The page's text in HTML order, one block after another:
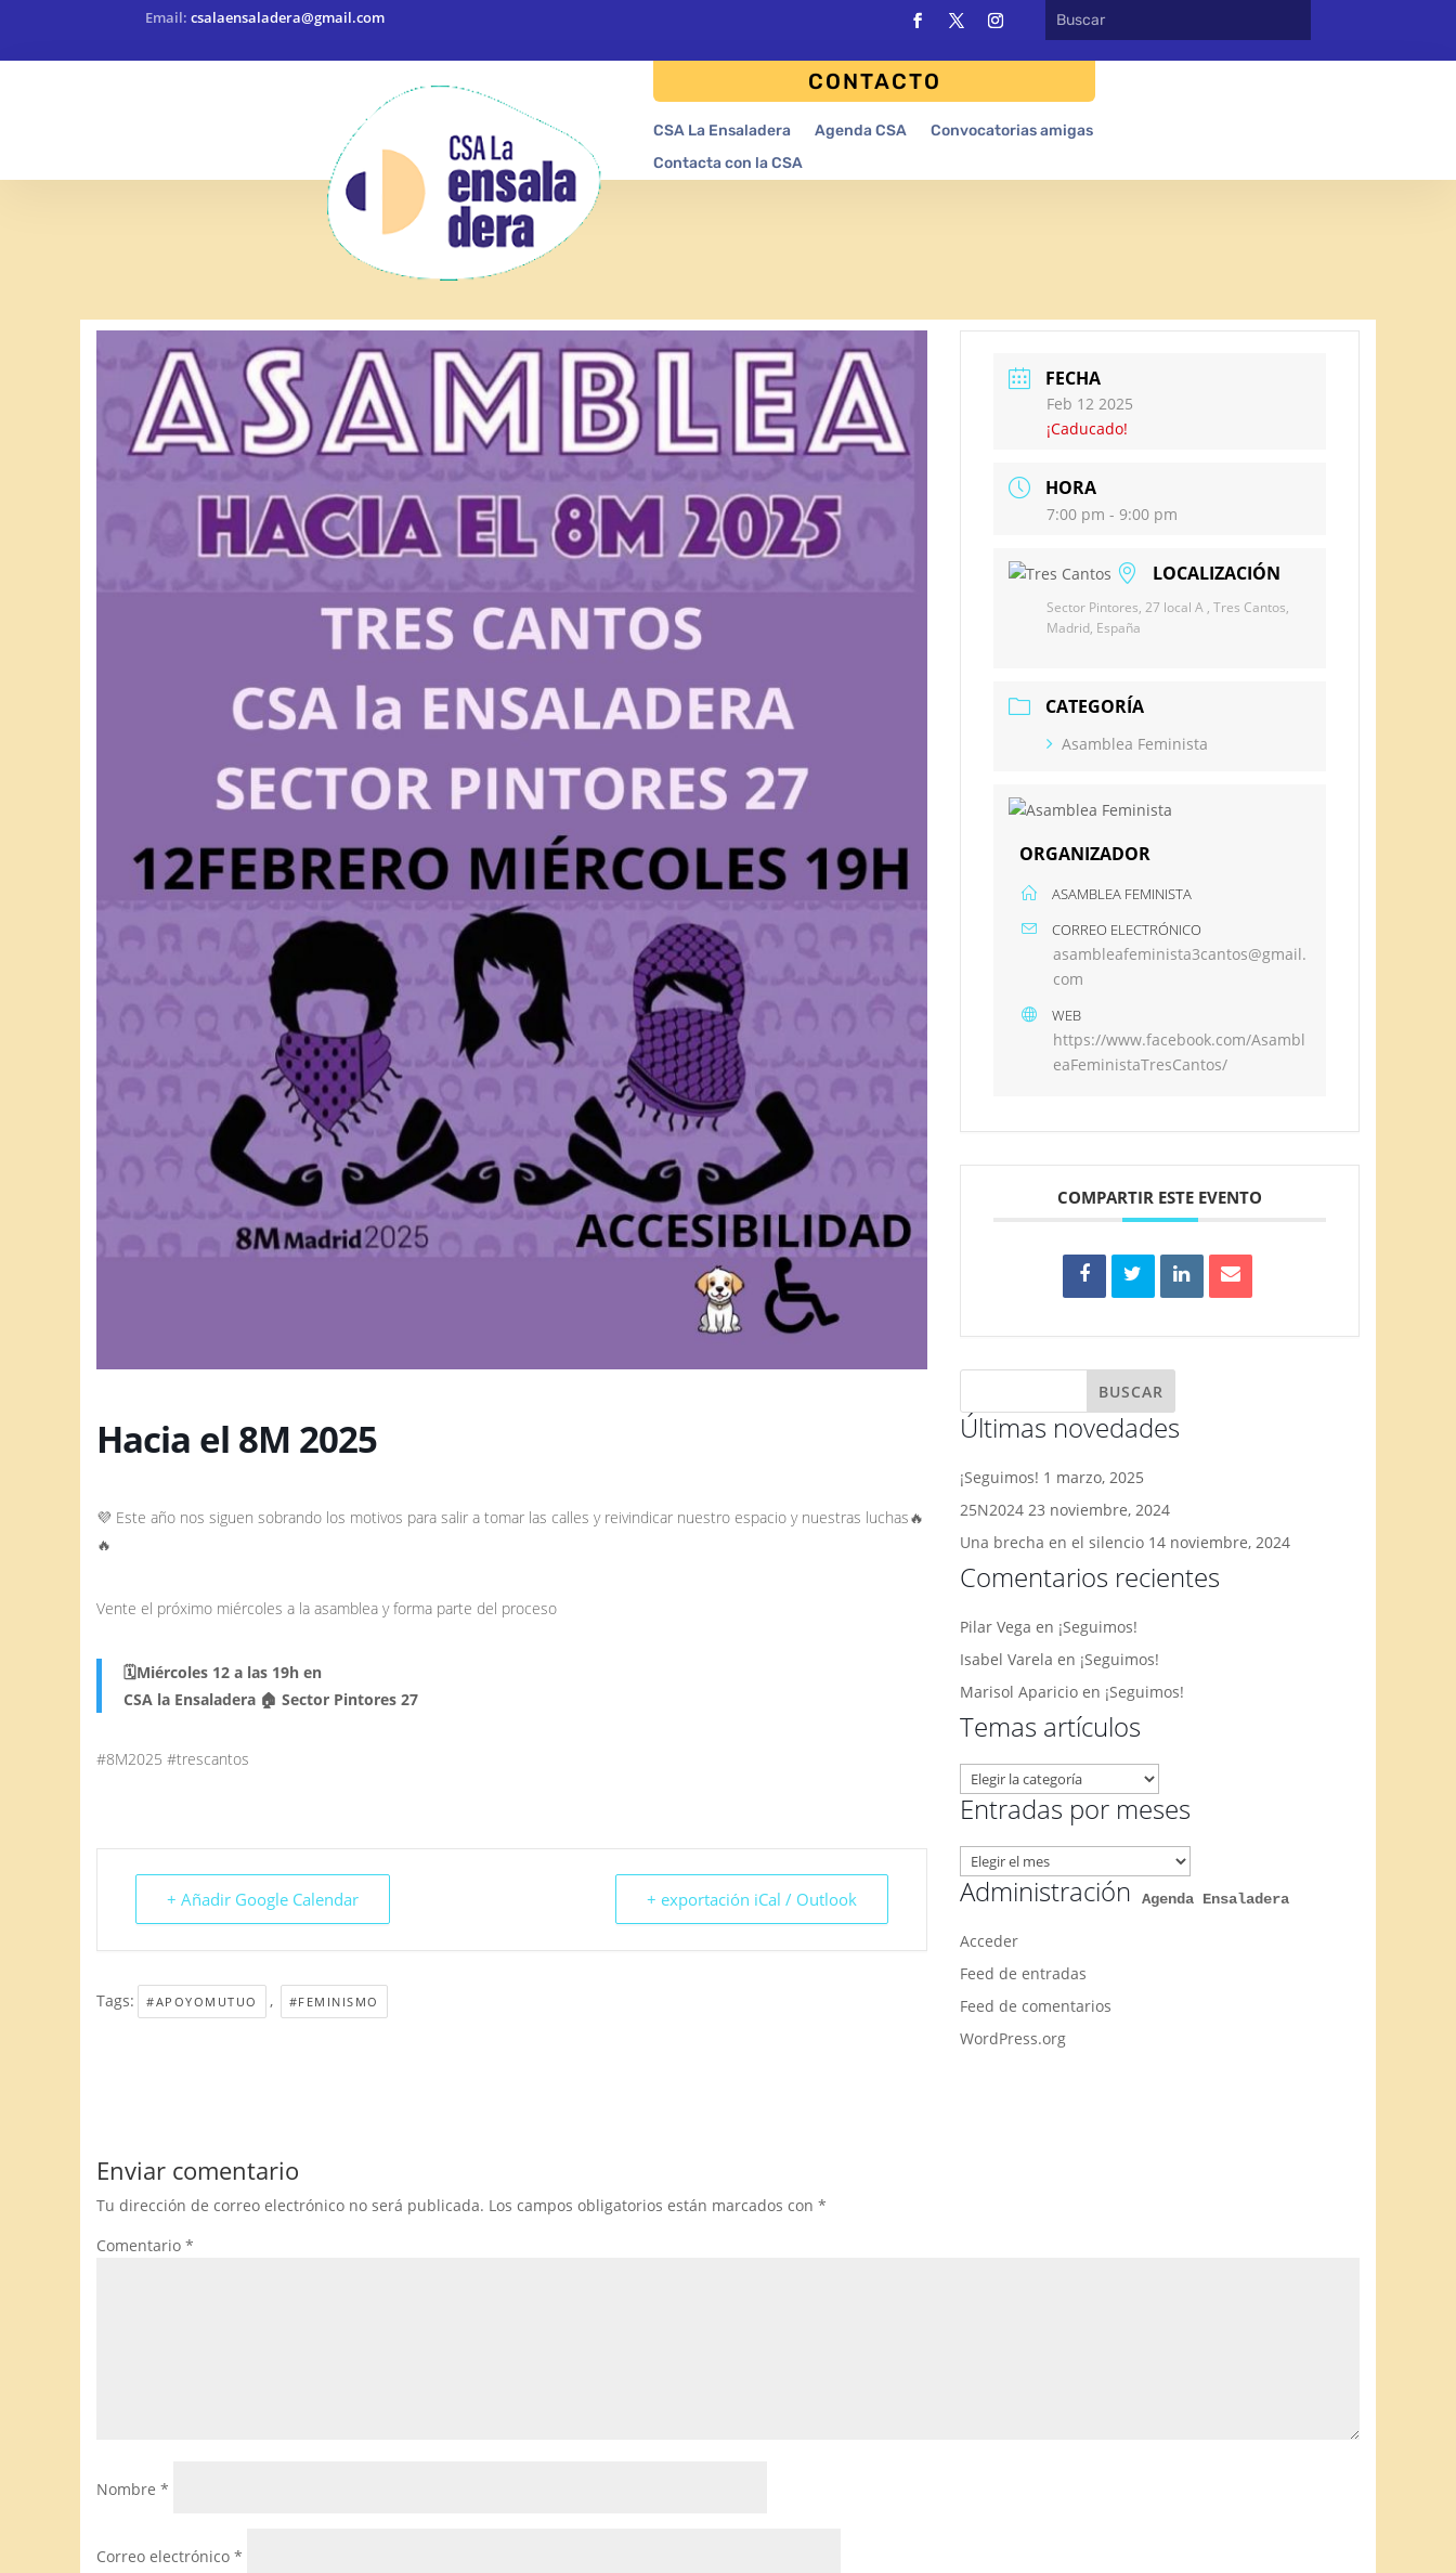
Email:csalaensaladera@gmail.com
CONTACTO
CSA La Ensaladera Agenda CSA
Convocatorias amigas
Contacta con la CSA
Hacia el 8M 2025
💜 Este año nos siguen sobrando los motivos para salir a tomar las calles y reivindicar nuestro espacio y nuestras luchas🔥
🔥
Vente el próximo miércoles a la asamblea y forma parte del proceso
🗓Miércoles 12 a las 19h en
CSA la Ensaladera 🏠 Sector Pintores 27
#8M2025 #trescantos
+ Añadir Google Calendar + exportación iCal / Outlook
Tags: #APOYOMUTUO , #FEMINISMO
FECHA
Feb 12 2025
¡Caducado!
HORA
7:00 pm - 9:00 pm
LOCALIZACIÓN
Sector Pintores, 27 local A , Tres Cantos,
Madrid, España
CATEGORÍA
Asamblea Feminista
ORGANIZADOR
ASAMBLEA FEMINISTA
CORREO ELECTRÓNICO
asambleafeminista3cantos@gmail.
com
WEB
https://www.facebook.com/Asambl
eaFeministaTresCantos/
COMPARTIR ESTE EVENTO
Últimas novedades
¡Seguimos! 1 marzo, 2025
25N2024 23 noviembre, 2024
Una brecha en el silencio 14 noviembre, 2024
Comentarios recientes
Pilar Vega en ¡Seguimos!
Isabel Varela en ¡Seguimos!
Marisol Aparicio en ¡Seguimos!
Temas artículos
Temas
artículos
Entradas por meses
Entradas
por
meses
Administración
Acceder
Feed de entradas
Feed de comentarios
WordPress.org
Agenda Ensaladera
Enviar comentario
Tu dirección de correo electrónico no será publicada. Los campos obligatorios están marcados con *
Comentario *
Nombre *
Correo electrónico *